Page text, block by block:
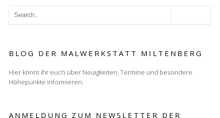
BLOG DER MALWERKSTATT MILTENBERG
Hier könnt ihr euch über Neuigkeiten, Termine und besondere
Höhepunkte informieren.
ANMELDUNG ZUM NEWSLETTER DER